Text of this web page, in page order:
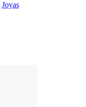
Joyas